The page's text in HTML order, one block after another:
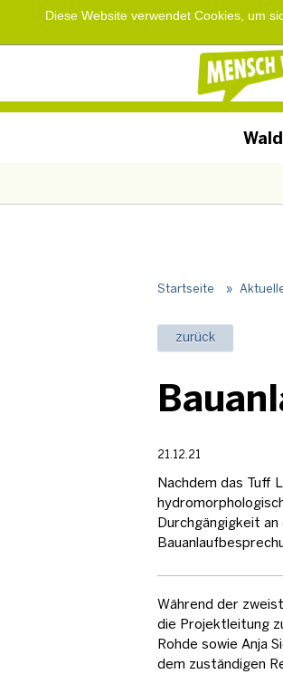
Diese Website verwendet Cookies, um
Startseite »
zurück
21.12.21
Nachdem das Tuff
Durchgängigkeit
Während der
die Projektleitung
Rohde sowie Anja
dem zuständigen